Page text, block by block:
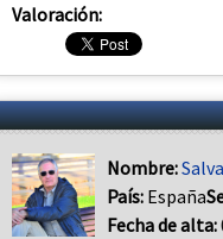
Valoración:
Nombre:
País: España
Fecha de alta: